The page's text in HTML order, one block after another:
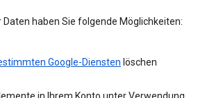
Daten haben Sie folgende Möglichkeiten:
Google-Diensten löschen